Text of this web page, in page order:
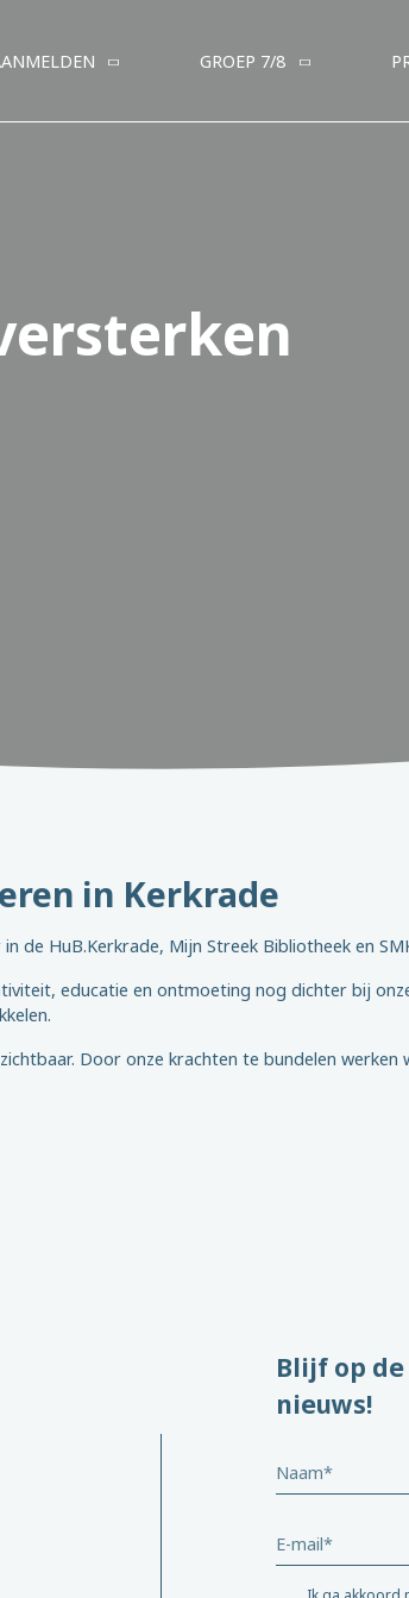
GROEP 7/8
in Kerkrade
de HuB.Kerkrade, Mijn Streek Bibliotheek en
educatie en ontmoeting nog dichter bij
Door onze krachten te bundelen
Blijf op
nieuws!
Naam
*
Email
*